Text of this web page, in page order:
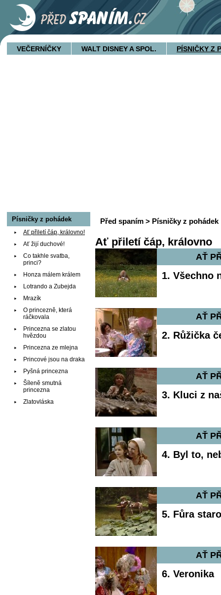
VEČERNÍČKY WALT DISNEY A SPOL. PÍSNIČKY Z
Před spaním > Písničky z pohádek
Ať přiletí čáp, královno
AŤ
1. Všechno
AŤ
2. Růžička
AŤ
3. Kluci z
AŤ
4. Byl to,
AŤ
5. Fůra
AŤ
6. Veronika
Písničky z pohádek
Ať přiletí čáp, královno!
Ať žijí duchové!
Co takhle svatba,
princi?
Honza málem králem
Lotrando a Zubejda
Mrazík
O princezně, která
ráčkovala
Princezna se zlatou
hvězdou
Princezna ze mlejna
Princové jsou na draka
Pyšná princezna
Šíleně smutná
princezna
Zlatovláska